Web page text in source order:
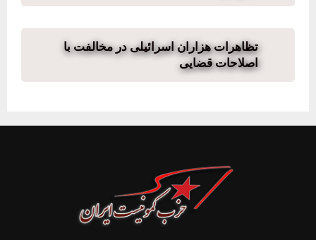
تظاهرات هزاران اسرائیلی‌ در مخالفت با
اصلاحات قضایی